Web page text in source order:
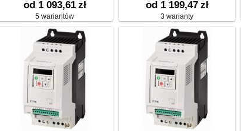
od 1 093,61 zł
5 wariantów
od 1 199,47 zł
3 warianty